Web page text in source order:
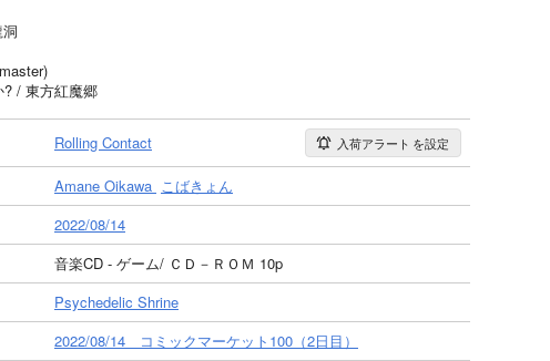
? / 東方紅魔郷
Rolling Contact 入荷アラート を設定
Amane Oikawa こばきょん
2022/08/14
音楽CD - ゲーム/ ＣＤ－ＲＯＭ 10p
Psychedelic Shrine
2022/08/14 コミックマーケット100（2日目）